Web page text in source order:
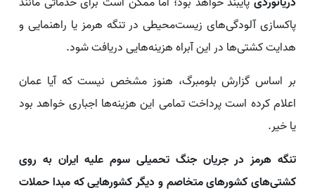
پاکسازی آلودگی‌های زیست‌محیطی در تنگه هرمز یا راهنمایی و
هدایت کشتی‌ها در این آبراه هزینه‌هایی دریافت شود.
بر اساس گزارش بلومبرگ، هنوز مشخص نیست که آیا عمان
اعلام کرده است پرداخت تمامی این هزینه‌ها اجباری خواهد بود
یا خیر.
تنگه هرمز در جریان جنگ تحمیلی سوم علیه ایران به روی
کشتی‌های کشورهای متخاصم و دیگر کشورهایی که مبدا حملات